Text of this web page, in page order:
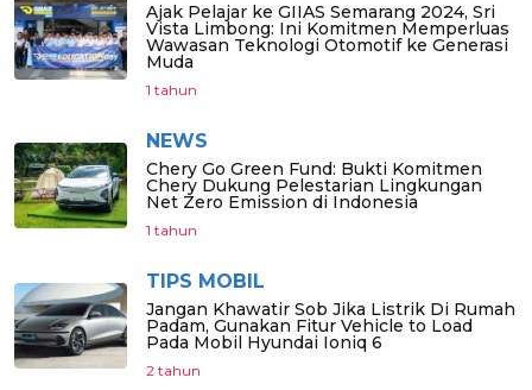
Ajak Pelajar ke GIIAS Semarang 2024, Sri
Vista Limbong: Ini Komitmen Memperluas
Wawasan Teknologi Otomotif ke Generasi
Muda
1 tahun
NEWS
Chery Go Green Fund: Bukti Komitmen
Chery Dukung Pelestarian Lingkungan
Net Zero Emission di Indonesia
1 tahun
TIPS MOBIL
Jangan Khawatir Sob Jika Listrik Di Rumah
Padam, Gunakan Fitur Vehicle to Load
Pada Mobil Hyundai Ioniq 6
2 tahun